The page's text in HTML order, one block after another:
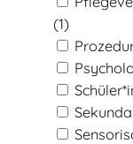
(1)